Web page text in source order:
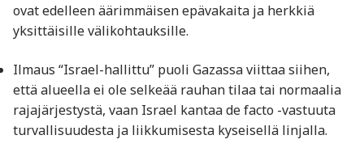
ovat edelleen äärimmäisen epävakaita ja herkkiä
yksittäisille välikohtauksille.
Ilmaus “Israel-hallittu” puoli Gazassa viittaa siihen,
että alueella ei ole selkeää rauhan tilaa tai normaalia
rajajärjestystä, vaan Israel kantaa de facto -vastuuta
turvallisuudesta ja liikkumisesta kyseisellä linjalla.